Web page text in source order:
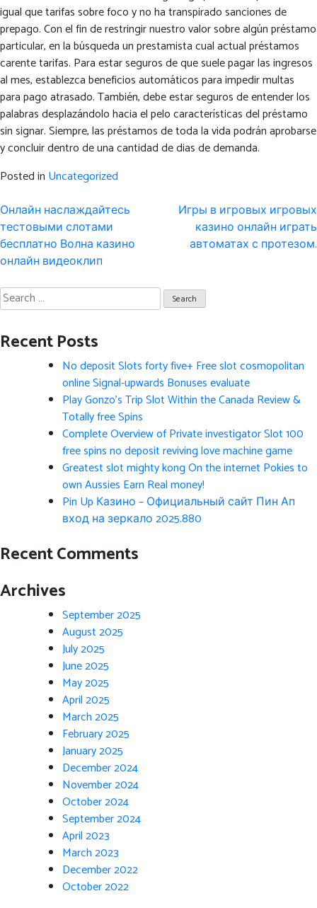
igual que tarifas sobre foco y no ha transpirado sanciones de
prepago. Con el fin de restringir nuestro valor sobre algún préstamo
particular, en la búsqueda un prestamista cual actual préstamos
carente tarifas. Para estar seguros de que suele pagar las ingresos
al mes, establezca beneficios automáticos para impedir multas
para pago atrasado. También, debe estar seguros de entender los
palabras desplazándolo hacia el pelo características del préstamo
sin signar. Siempre, las préstamos de toda la vida podrán aprobarse
y concluir dentro de una cantidad de dias de demanda.
Posted in Uncategorized
Post
navigation
Онлайн наслаждайтесь
тестовыми слотами
бесплатно Волна казино
онлайн видеоклип
Игры в игровых игровых
казино онлайн играть
автоматах с протезом.
Search
for:
Recent Posts
No deposit Slots forty five+ Free slot cosmopolitan
online Signal-upwards Bonuses evaluate
Play Gonzo’s Trip Slot Within the Canada Review &
Totally free Spins
Complete Overview of Private investigator Slot 100
free spins no deposit reviving love machine game
Greatest slot mighty kong On the internet Pokies to
own Aussies Earn Real money!
Pin Up Казино – Официальный сайт Пин Ап
вход на зеркало 2025.880
Recent Comments
Archives
September 2025
August 2025
July 2025
June 2025
May 2025
April 2025
March 2025
February 2025
January 2025
December 2024
November 2024
October 2024
September 2024
April 2023
March 2023
December 2022
October 2022